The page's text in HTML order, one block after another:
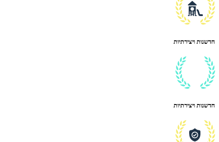
חדשנות ויצירתיות
חדשנות ויצירתיות